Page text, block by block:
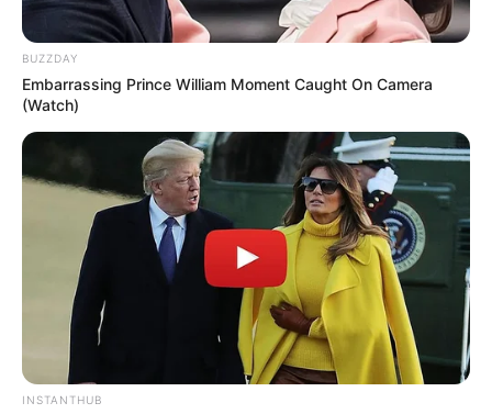
BUZZDAY
Embarrassing Prince William Moment Caught On Camera
(Watch)
INSTANTHUB